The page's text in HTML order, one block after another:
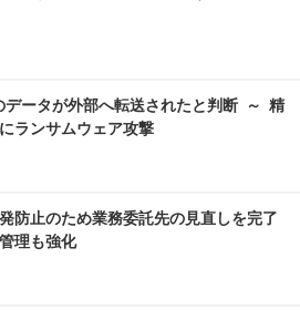
データが外部へ転送されたと判断 ～ 精
ランサムウェア攻撃
防止のため業務委託先の見直しを完了
理も強化